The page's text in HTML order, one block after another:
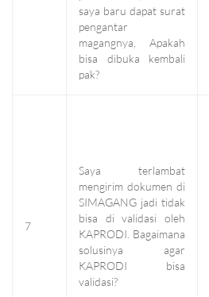
saya baru dapat surat
pengantar
magangnya, Apakah
bisa dibuka kembali
pak?
7
Saya terlambat
mengirim dokumen di
SIMAGANG jadi tidak
bisa di validasi oleh
KAPRODI. Bagaimana
solusinya agar
KAPRODI bisa
validasi?